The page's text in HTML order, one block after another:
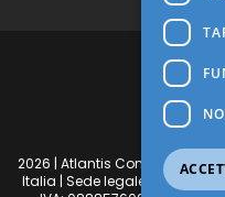
2026 | Atlantis Company Srl |
Italia | Sede legale: Via Camillo